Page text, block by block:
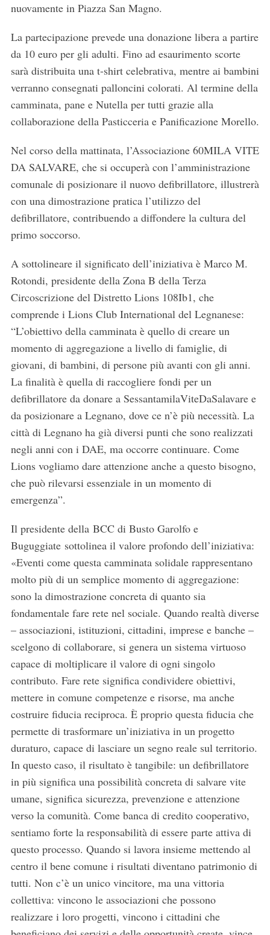
nuovamente in Piazza San Magno.
La partecipazione prevede una donazione libera a partire
da 10 euro per gli adulti. Fino ad esaurimento scorte
sarà distribuita una t-shirt celebrativa, mentre ai bambini
verranno consegnati palloncini colorati. Al termine della
camminata, pane e Nutella per tutti grazie alla
collaborazione della Pasticceria e Panificazione Morello.
Nel corso della mattinata, l’Associazione 60MILA VITE
DA SALVARE, che si occuperà con l’amministrazione
comunale di posizionare il nuovo defibrillatore, illustrerà
con una dimostrazione pratica l’utilizzo del
defibrillatore, contribuendo a diffondere la cultura del
primo soccorso.
A sottolineare il significato dell’iniziativa è Marco M.
Rotondi, presidente della Zona B della Terza
Circoscrizione del Distretto Lions 108Ib1, che
comprende i Lions Club International del Legnanese:
“L’obiettivo della camminata è quello di creare un
momento di aggregazione a livello di famiglie, di
giovani, di bambini, di persone più avanti con gli anni.
La finalità è quella di raccogliere fondi per un
defibrillatore da donare a SessantamilaViteDaSalavare e
da posizionare a Legnano, dove ce n’è più necessità. La
città di Legnano ha già diversi punti che sono realizzati
negli anni con i DAE, ma occorre continuare. Come
Lions vogliamo dare attenzione anche a questo bisogno,
che può rilevarsi essenziale in un momento di
emergenza”.
Il presidente della BCC di Busto Garolfo e
Buguggiate sottolinea il valore profondo dell’iniziativa:
«Eventi come questa camminata solidale rappresentano
molto più di un semplice momento di aggregazione:
sono la dimostrazione concreta di quanto sia
fondamentale fare rete nel sociale. Quando realtà diverse
– associazioni, istituzioni, cittadini, imprese e banche –
scelgono di collaborare, si genera un sistema virtuoso
capace di moltiplicare il valore di ogni singolo
contributo. Fare rete significa condividere obiettivi,
mettere in comune competenze e risorse, ma anche
costruire fiducia reciproca. È proprio questa fiducia che
permette di trasformare un’iniziativa in un progetto
duraturo, capace di lasciare un segno reale sul territorio.
In questo caso, il risultato è tangibile: un defibrillatore
in più significa una possibilità concreta di salvare vite
umane, significa sicurezza, prevenzione e attenzione
verso la comunità. Come banca di credito cooperativo,
sentiamo forte la responsabilità di essere parte attiva di
questo processo. Quando si lavora insieme mettendo al
centro il bene comune i risultati diventano patrimonio di
tutti. Non c’è un unico vincitore, ma una vittoria
collettiva: vincono le associazioni che possono
realizzare i loro progetti, vincono i cittadini che